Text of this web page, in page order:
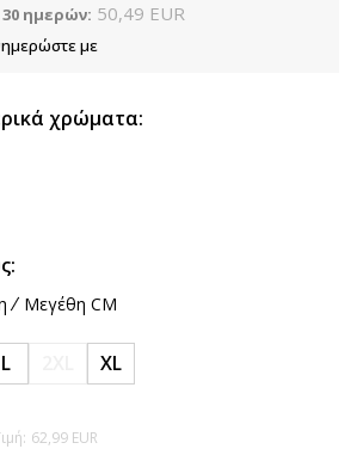
ημερών: 50,49 EUR
με
χρώματα:
Μεγέθη CM
L XL
62,99 EUR